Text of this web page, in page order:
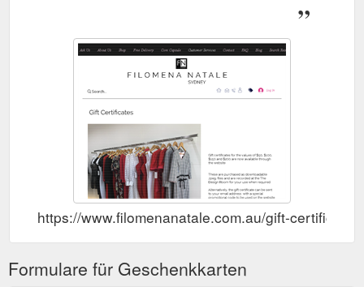
https://www.filomenanatale.com.au/gift-certificates
Formulare für Geschenkkarten